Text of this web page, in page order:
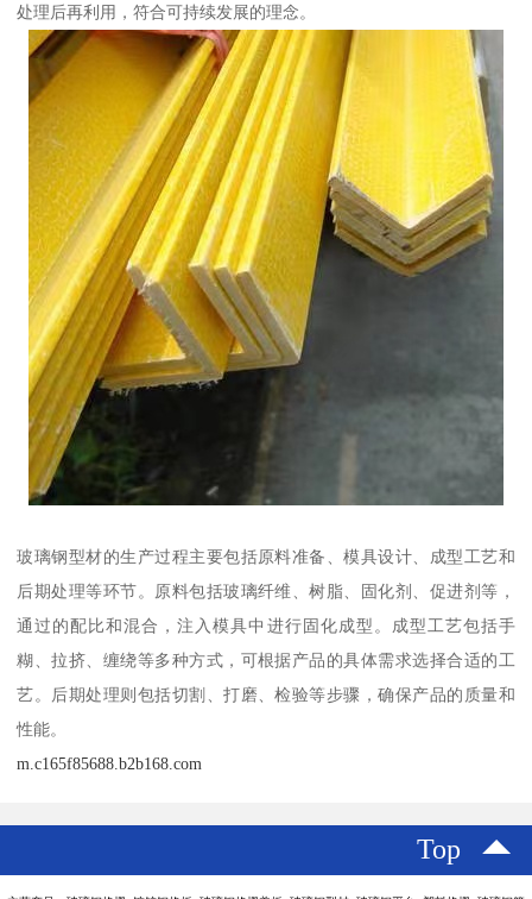
处理后再利用，符合可持续发展的理念。
玻璃钢型材的生产过程主要包括原料准备、模具设计、成型工艺和
后期处理等环节。原料包括玻璃纤维、树脂、固化剂、促进剂等，
通过的配比和混合，注入模具中进行固化成型。成型工艺包括手
糊、拉挤、缠绕等多种方式，可根据产品的具体需求选择合适的工
艺。后期处理则包括切割、打磨、检验等步骤，确保产品的质量和
性能。
m.c165f85688.b2b168.com
Top